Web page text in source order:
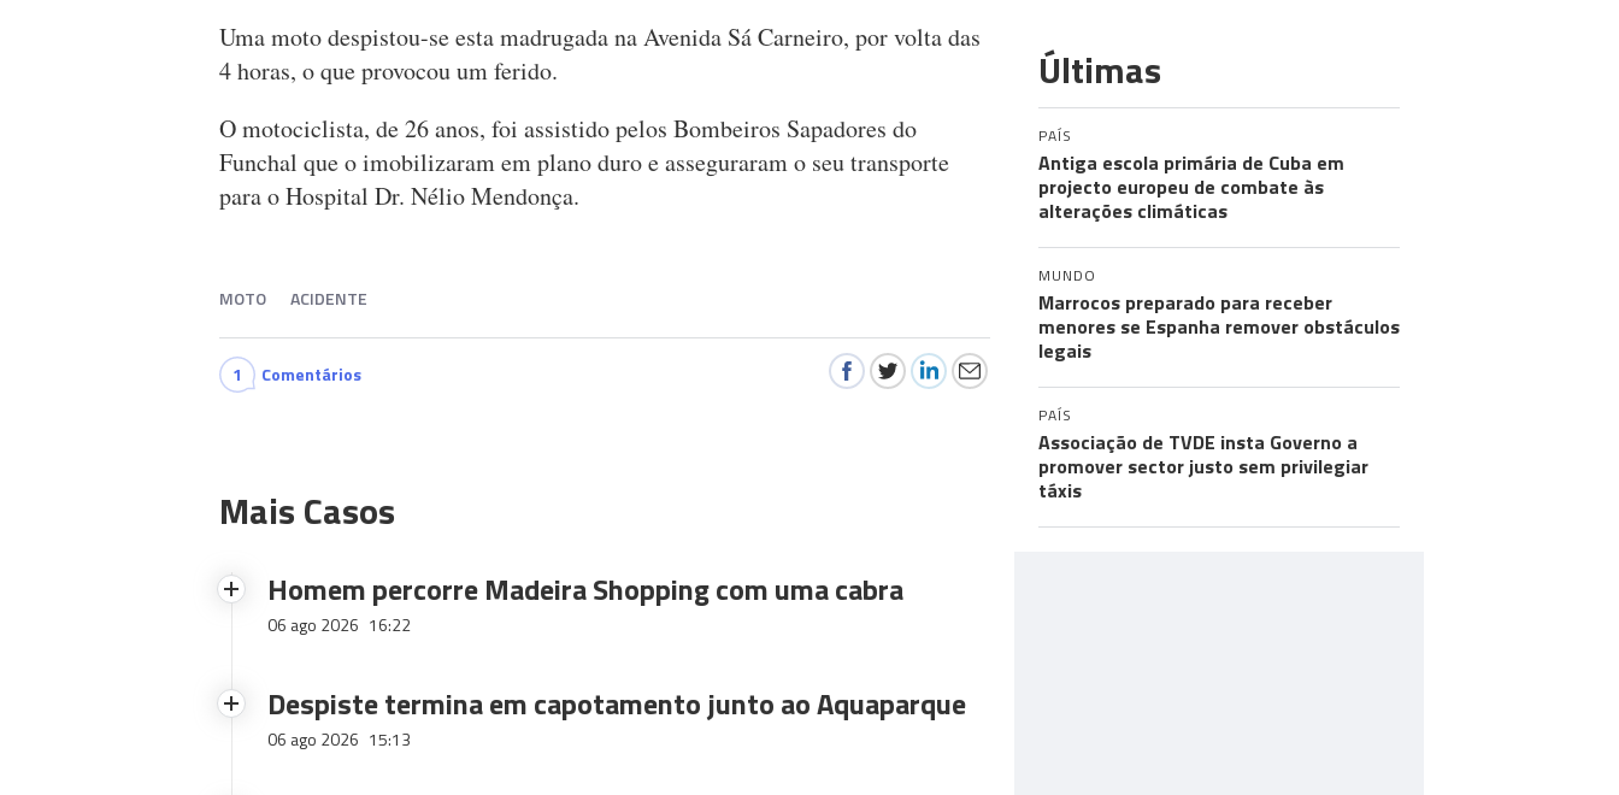
Uma moto despistou-se esta madrugada na Avenida Sá Carneiro, por volta das
4 horas, o que provocou um ferido.
O motociclista, de 26 anos, foi assistido pelos Bombeiros Sapadores do
Funchal que o imobilizaram em plano duro e asseguraram o seu transporte
para o Hospital Dr. Nélio Mendonça.
MOTO ACIDENTE
1 Comentários
Mais Casos
Homem percorre Madeira Shopping com uma cabra
06 ago 2026 16:22
Despiste termina em capotamento junto ao Aquaparque
06 ago 2026 15:13
Últimas
PAÍS
Antiga escola primária de Cuba em
projecto europeu de combate às
alterações climáticas
MUNDO
Marrocos preparado para receber
menores se Espanha remover obstáculos
legais
PAÍS
Associação de TVDE insta Governo a
promover sector justo sem privilegiar
táxis